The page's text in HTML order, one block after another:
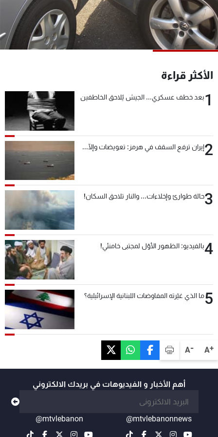
A+
A-
الأكثر قراءة
1بعد خطف عسكري... الجيش يُلاحق الخاطفين
2إيران ترفع السقف في هرمز: تعويضات وإلّا...
3حالة طوارئ وإخلاءات... والنار تلاحق السكان!
4بالفيديو: الظهور الأوّل لمجتبى خامنئي!
5ما الذي غيّرته المفاوضات اللبنانية الإسرائيلية؟
أهم الأخبار و الفيديوهات في بريدك الالكتروني
@mtvlebanonnews
@mtvlebanon
شاهد البرامج
الترددات
لاعلاناتكم